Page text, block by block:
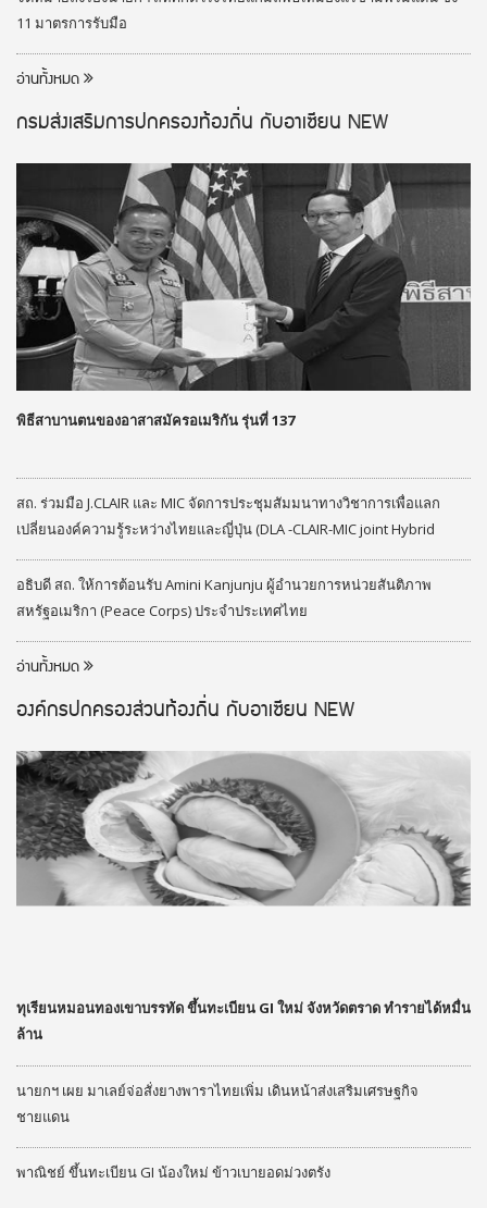
11 มาตรการรับมือ
อ่านทั้งหมด
กรมส่งเสริมการปกครองท้องถิ่น กับอาเซียน NEW
พิธีสาบานตนของอาสาสมัครอเมริกัน รุ่นที่ 137
สถ. ร่วมมือ J.CLAIR และ MIC จัดการประชุมสัมมนาทางวิชาการเพื่อแลก
เปลี่ยนองค์ความรู้ระหว่างไทยและญี่ปุ่น (DLA -CLAIR-MIC joint Hybrid
Seminar) ประจำปีงบประมาณ 2569
อธิบดี สถ. ให้การต้อนรับ Amini Kanjunju ผู้อำนวยการหน่วยสันติภาพ
สหรัฐอเมริกา (Peace Corps) ประจำประเทศไทย
อ่านทั้งหมด
องค์กรปกครองส่วนท้องถิ่น กับอาเซียน NEW
ทุเรียนหมอนทองเขาบรรทัด ขึ้นทะเบียน GI ใหม่ จังหวัดตราด ทำรายได้หมื่น
ล้าน
นายกฯ เผย มาเลย์จ่อสั่งยางพาราไทยเพิ่ม เดินหน้าส่งเสริมเศรษฐกิจ
ชายแดน
พาณิชย์ ขึ้นทะเบียน GI น้องใหม่ ข้าวเบายอดม่วงตรัง